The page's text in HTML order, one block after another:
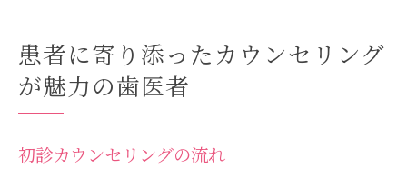
患者に寄り添ったカウンセリング
が魅力の歯医者
初診カウンセリングの流れ